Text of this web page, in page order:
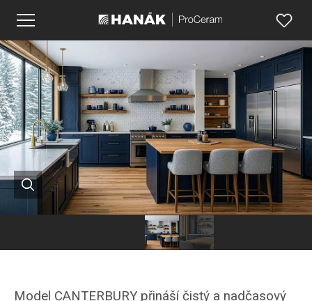
Model CANTERBURY přináší čistý a nadčasový